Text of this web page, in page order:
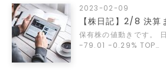
2023-02-09
【株日記】2/8 決算
保有株の値動きです。
-79.01 -0.29% TOP…